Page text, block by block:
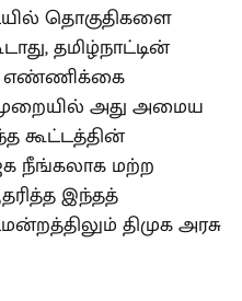
தொகுதிகளை
தமிழ்நாட்டின்
எண்ணிக்கை
அது அமைய
கூட்டத்தின்
நீங்கலாக மற்ற
இந்தத்
திமுக அரசு